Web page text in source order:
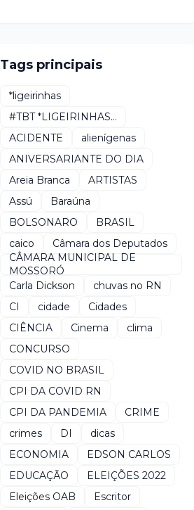
Tags principais
*ligeirinhas
#TBT *LIGEIRINHAS...
ACIDENTE
alienígenas
ANIVERSARIANTE DO DIA
Areia Branca
ARTISTAS
Assú
Baraúna
BOLSONARO
BRASIL
caico
Câmara dos Deputados
CÂMARA MUNICIPAL DE
MOSSORÓ
Carla Dickson
chuvas no RN
CI
cidade
Cidades
CIÊNCIA
Cinema
clima
CONCURSO
COVID NO BRASIL
CPI DA COVID RN
CPI DA PANDEMIA
CRIME
crimes
DI
dicas
ECONOMIA
EDSON CARLOS
EDUCAÇÃO
ELEIÇÕES 2022
Eleições OAB
Escritor